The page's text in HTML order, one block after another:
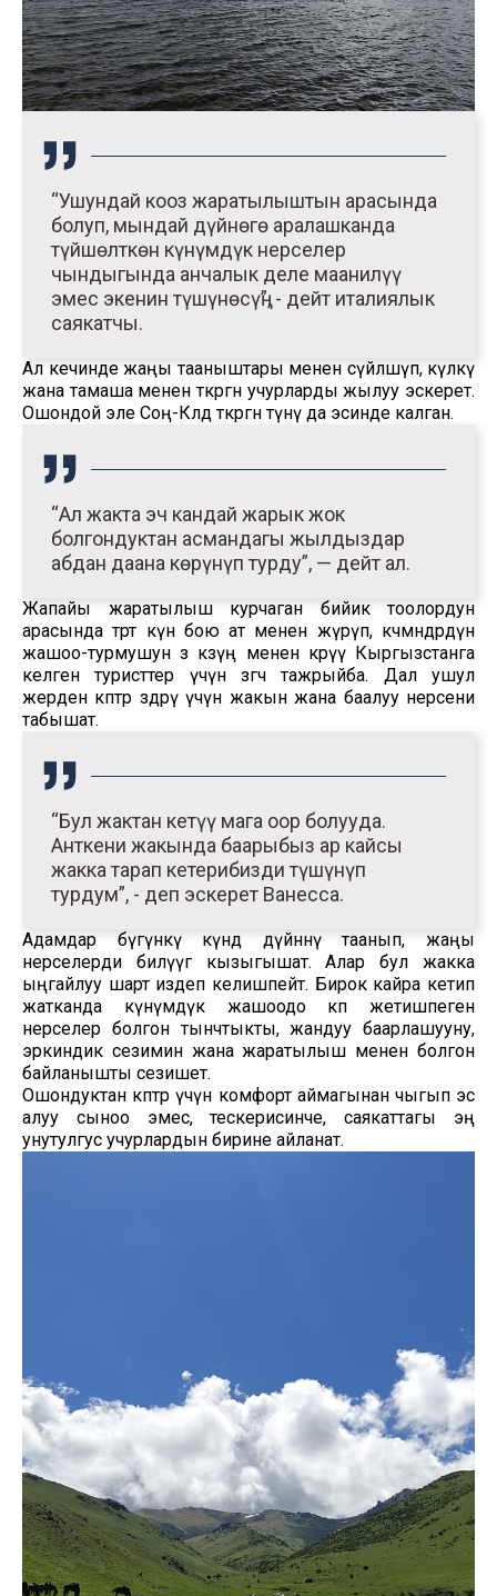
“Ушундай кооз жаратылыштын арасында
болуп, мындай дүйнөгө аралашканда
түйшөлткөн күнүмдүк нерселер
чындыгында анчалык деле маанилүү
эмес экенин түшүнөсүң”, - дейт италиялык
саякатчы.
Ал кечинде жаңы тааныштары менен сүйлөшүп, күлкү
жана тамаша менен өткөргөн учурларды жылуу эскерет.
Ошондой эле Соң-Көлдө өткөргөн түнү да эсинде калган.
“Ал жакта эч кандай жарык жок
болгондуктан асмандагы жылдыздар
абдан даана көрүнүп турду”, — дейт ал.
Жапайы жаратылыш курчаган бийик тоолордун
арасында төрт күн бою ат менен жүрүп, көчмөндөрдүн
жашоо-турмушун өз көзүң менен көрүү Кыргызстанга
келген туристтер үчүн өзгөчө тажрыйба. Дал ушул
жерден көптөр өздөрү үчүн жакын жана баалуу нерсени
табышат.
“Бул жактан кетүү мага оор болууда.
Анткени жакында баарыбыз ар кайсы
жакка тарап кетерибизди түшүнүп
турдум”, - деп эскерет Ванесса.
Адамдар бүгүнкү күндө дүйнөнү таанып, жаңы
нерселерди билүүгө кызыгышат. Алар бул жакка
ыңгайлуу шарт издеп келишпейт. Бирок кайра кетип
жатканда күнүмдүк жашоодо көп жетишпеген
нерселер болгон тынчтыкты, жандуу баарлашууну,
эркиндик сезимин жана жаратылыш менен болгон
байланышты сезишет.
Ошондуктан көптөр үчүн комфорт аймагынан чыгып эс
алуу сыноо эмес, тескерисинче, саякаттагы эң
унутулгус учурлардын бирине айланат.